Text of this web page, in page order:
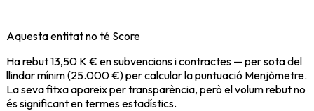
Aquesta entitat no té Score
Ha rebut13,50 K € en subvencions i contractes — per sota del
llindar mínim (25.000 €) per calcular la puntuació Menjòmetre.
La seva fitxa apareix per transparència, però el volum rebut no
és significant en termes estadístics.